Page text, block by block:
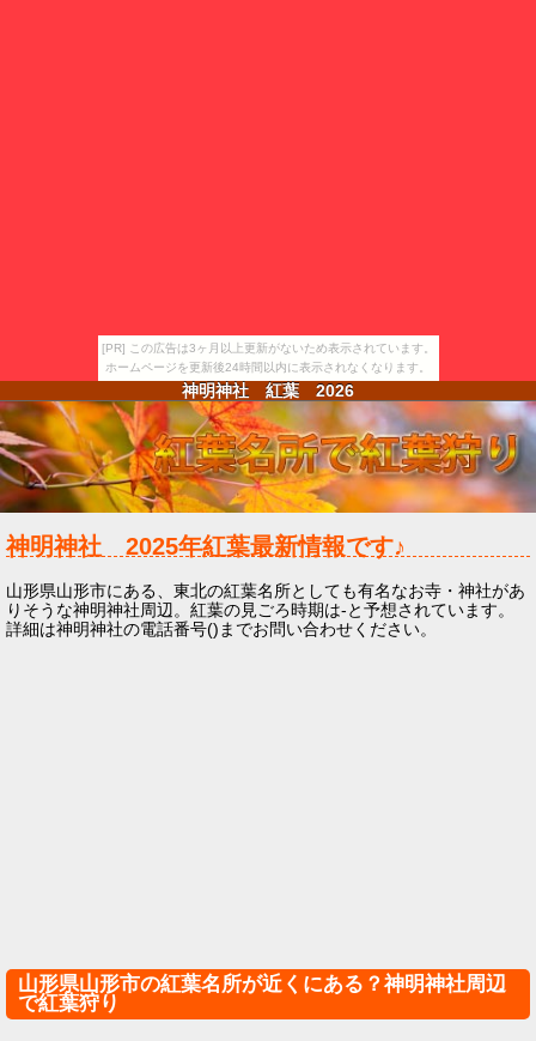
[PR] この広告は3ヶ月以上更新がないため表示されています。
ホームページを更新後24時間以内に表示されなくなります。
神明神社 紅葉 2026
神明神社 2025年紅葉最新情報です♪
山形県山形市にある、東北の紅葉名所としても有名なお寺・神社があ
りそうな神明神社周辺。紅葉の見ごろ時期は-と予想されています。
詳細は神明神社の電話番号()までお問い合わせください。
山形県山形市の紅葉名所が近くにある？神明神社周辺
で紅葉狩り